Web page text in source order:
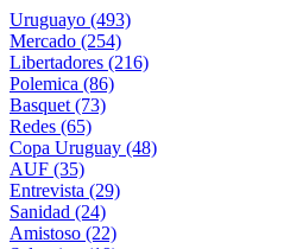
Uruguayo (493)
Mercado (254)
Libertadores (216)
Polemica (86)
Basquet (73)
Redes (65)
Copa Uruguay (48)
AUF (35)
Entrevista (29)
Sanidad (24)
Amistoso (22)